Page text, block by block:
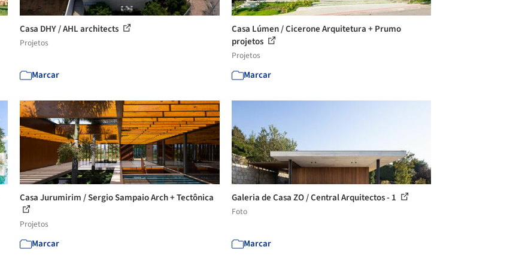
Casa DHY / AHL architects
Projetos
Marcar
Casa Lúmen / Cicerone Arquitetura + Prumo
projetos
Projetos
Marcar
Casa Jurumirim / Sergio Sampaio Arch + Tectônica
Projetos
Marcar
Galeria de Casa ZO / Central Arquitectos - 1
Foto
Marcar